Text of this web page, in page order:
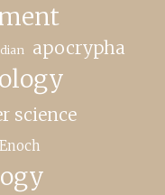
apocrypha
science
Enoch